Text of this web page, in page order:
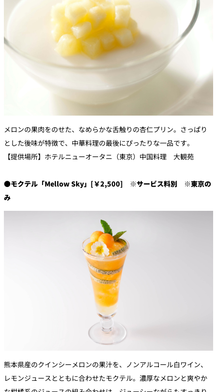
メロンの果肉をのせた、なめらかな舌触りの杏仁プリン。さっぱり
とした後味が特徴で、中華料理の最後にぴったりな一品です。
【提供場所】ホテルニューオータニ（東京）中国料理 大観苑
●モクテル「Mellow Sky」[￥2,500] ※サービス料別 ※東京の
み
熊本県産のクインシーメロンの果汁を、ノンアルコール白ワイン、
レモンジュースとともに合わせたモクテル。濃厚なメロンと爽やか